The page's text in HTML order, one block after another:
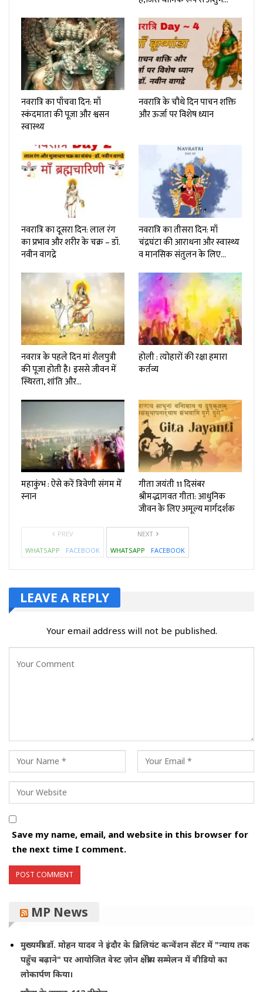
नवरात्रि का पाँचवा दिन: माँ
स्कंदमाता की पूजा और श्वसन
स्वास्थ्य
नवरात्रि के चौथे दिन पाचन शक्ति
और ऊर्जा पर विशेष ध्यान
नवरात्रि का दूसरा दिन: लाल रंग
का प्रभाव और शरीर के चक्र – डॉ.
नवीन वागद्रे
नवरात्रि का तीसरा दिन: माँ
चंद्रघंटा की आराधना और स्वास्थ्य
व मानसिक संतुलन के लिए…
नवरात्र के पहले दिन मां शैलपुत्री
की पूजा होती है। इससे जीवन में
स्थिरता, शांति और…
होली : त्योहारों की रक्षा हमारा
कर्तव्य
महाकुंभ : ऐसे करें त्रिवेणी संगम में
स्नान
गीता जयंती 11 दिसंबर
श्रीमद्भागवत गीता: आधुनिक
जीवन के लिए अमूल्य मार्गदर्शक
PREV
WHATSAPP
FACEBOOK
NEXT
WHATSAPP
FACEBOOK
LEAVE A REPLY
Your email address will not be published.
Save my name, email, and website in this browser for
the next time I comment.
MP News
मुख्यमंत्री डॉ. मोहन यादव ने इंदौर के ब्रिलियंट कन्वेंशन सेंटर में "न्याय तक
पहुँच बढ़ाने" पर आयोजित वेस्ट ज़ोन क्षेत्रीय सम्मेलन में वीडियो का
लोकार्पण किया।